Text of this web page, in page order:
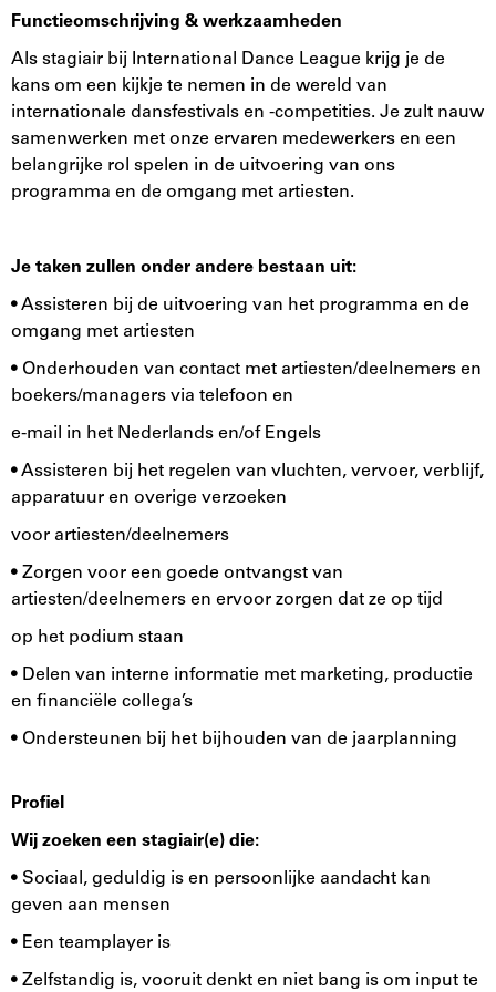
Functieomschrijving & werkzaamheden
Als stagiair bij International Dance League krijg je de
kans om een kijkje te nemen in de wereld van
internationale dansfestivals en -competities. Je zult nauw
samenwerken met onze ervaren medewerkers en een
belangrijke rol spelen in de uitvoering van ons
programma en de omgang met artiesten.
Je taken zullen onder andere bestaan uit:
• Assisteren bij de uitvoering van het programma en de
omgang met artiesten
• Onderhouden van contact met artiesten/deelnemers en
boekers/managers via telefoon en
e-mail in het Nederlands en/of Engels
• Assisteren bij het regelen van vluchten, vervoer, verblijf,
apparatuur en overige verzoeken
voor artiesten/deelnemers
• Zorgen voor een goede ontvangst van
artiesten/deelnemers en ervoor zorgen dat ze op tijd
op het podium staan
• Delen van interne informatie met marketing, productie
en financiële collega’s
• Ondersteunen bij het bijhouden van de jaarplanning
Profiel
Wij zoeken een stagiair(e) die:
• Sociaal, geduldig is en persoonlijke aandacht kan
geven aan mensen
• Een teamplayer is
• Zelfstandig is, vooruit denkt en niet bang is om input te